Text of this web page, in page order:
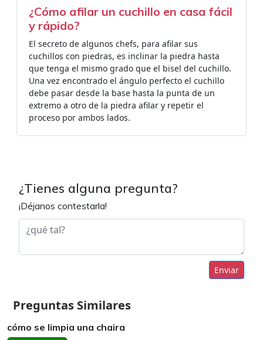
¿Cómo afilar un cuchillo en casa fácil
y rápido?
El secreto de algunos chefs, para afilar sus
cuchillos con piedras, es inclinar la piedra hasta
que tenga el mismo grado que el bisel del cuchillo.
Una vez encontrado el ángulo perfecto el cuchillo
debe pasar desde la base hasta la punta de un
extremo a otro de la piedra afilar y repetir el
proceso por ambos lados.
¿Tienes alguna pregunta?
¡Déjanos contestarla!
Enviar
Preguntas Similares
cómo se limpia una chaira